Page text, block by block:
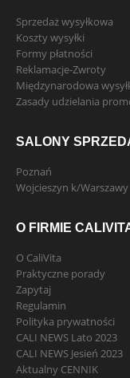
Sprzedaż wysyłkowa
Koszty wysyłki
Formy płatności
Reklamacje-Zwroty
Międzynarodowa
Zasady udzielania
SALONY
Poznań
Wojcieszyn k/Warszawy
O FIRMIE
O CaliVita
Praktyczne porady
Zapytaj
Regulamin
Polityka prywatności
CALI NEWS Lato 2023
CALI NEWS Jesień 2023
Aktualny CENNIK